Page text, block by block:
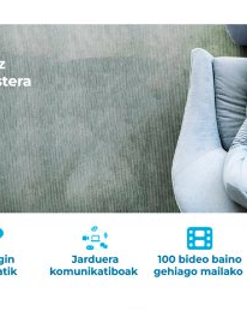
C1
mailetan”